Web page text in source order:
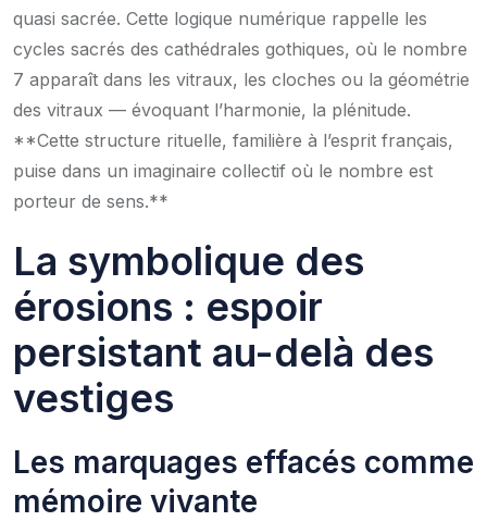
quasi sacrée. Cette logique numérique rappelle les
cycles sacrés des cathédrales gothiques, où le nombre
7 apparaît dans les vitraux, les cloches ou la géométrie
des vitraux — évoquant l’harmonie, la plénitude.
**Cette structure rituelle, familière à l’esprit français,
puise dans un imaginaire collectif où le nombre est
porteur de sens.**
La symbolique des
érosions : espoir
persistant au-delà des
vestiges
Les marquages effacés comme
mémoire vivante